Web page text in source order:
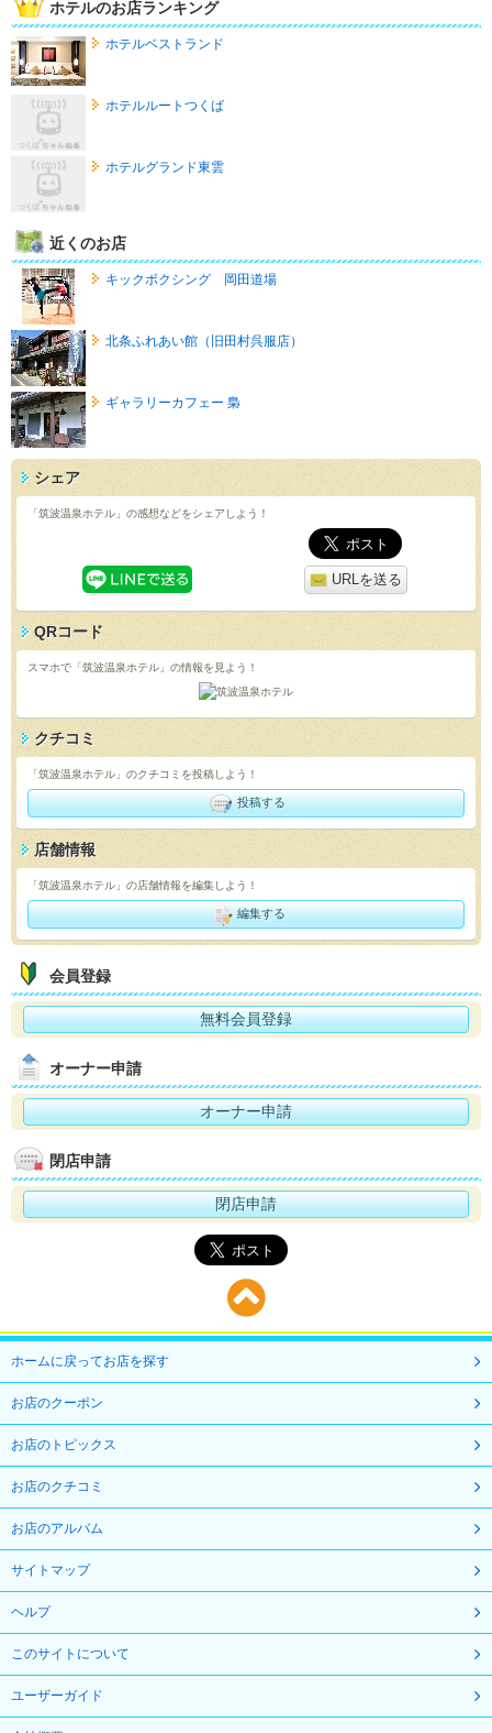
ホテルのお店ランキング
ホテルベストランド
ホテルルートつくば
ホテルグランド東雲
近くのお店
キックボクシング 岡田道場
北条ふれあい館（旧田村呉服店）
ギャラリーカフェー 梟
シェア
「筑波温泉ホテル」の感想などをシェアしよう！
URLを送る
QRコード
スマホで「筑波温泉ホテル」の情報を見よう！
クチコミ
「筑波温泉ホテル」のクチコミを投稿しよう！
投稿する
店舗情報
「筑波温泉ホテル」の店舗情報を編集しよう！
編集する
会員登録
無料会員登録
オーナー申請
オーナー申請
閉店申請
閉店申請
ホームに戻ってお店を探す
お店のクーポン
お店のトピックス
お店のクチコミ
お店のアルバム
サイトマップ
ヘルプ
このサイトについて
ユーザーガイド